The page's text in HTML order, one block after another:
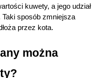
kuwety, a jego udział
sposób zmniejsza
przez kota.
można